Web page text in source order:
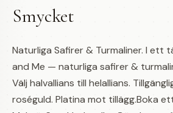
Smycket
Naturliga Safirer & Turmaliner. I ett
and Me — naturliga safirer &
Välj halvallians till helallians.
roséguld. Platina mot tillägg.Boka